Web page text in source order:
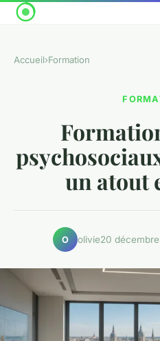
Accueil›Formation
un atout
O olivie20